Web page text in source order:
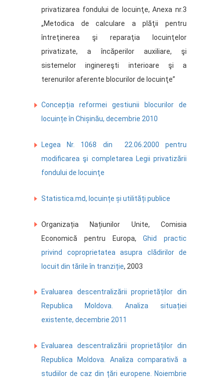
privatizarea fondului de locuinţe, Anexa nr.3
„Metodica de calculare a plăţii pentru
întreţinerea şi reparaţia locuinţelor
privatizate, a încăperilor auxiliare, şi
sistemelor inginereşti interioare şi a
terenurilor aferente blocurilor de locuinţe”
Concepția reformei gestiunii blocurilor de
locuințe în Chișinău, decembrie 2010
Legea Nr. 1068 din 22.06.2000 pentru
modificarea şi completarea Legii privatizării
fondului de locuinţe
Statistica.md, locuințe și utilități publice
Organizația Națiunilor Unite, Comisia
Economică pentru Europa,Ghid practic
privind coproprietatea asupra clădirilor de
locuit din tările în tranziție, 2003
Evaluarea descentralizării proprietăților din
Republica Moldova. Analiza situației
existente, decembrie 2011
Evaluarea descentralizării proprietăților din
Republica Moldova. Analiza comparativă a
studiilor de caz din țări europene. Noiembrie